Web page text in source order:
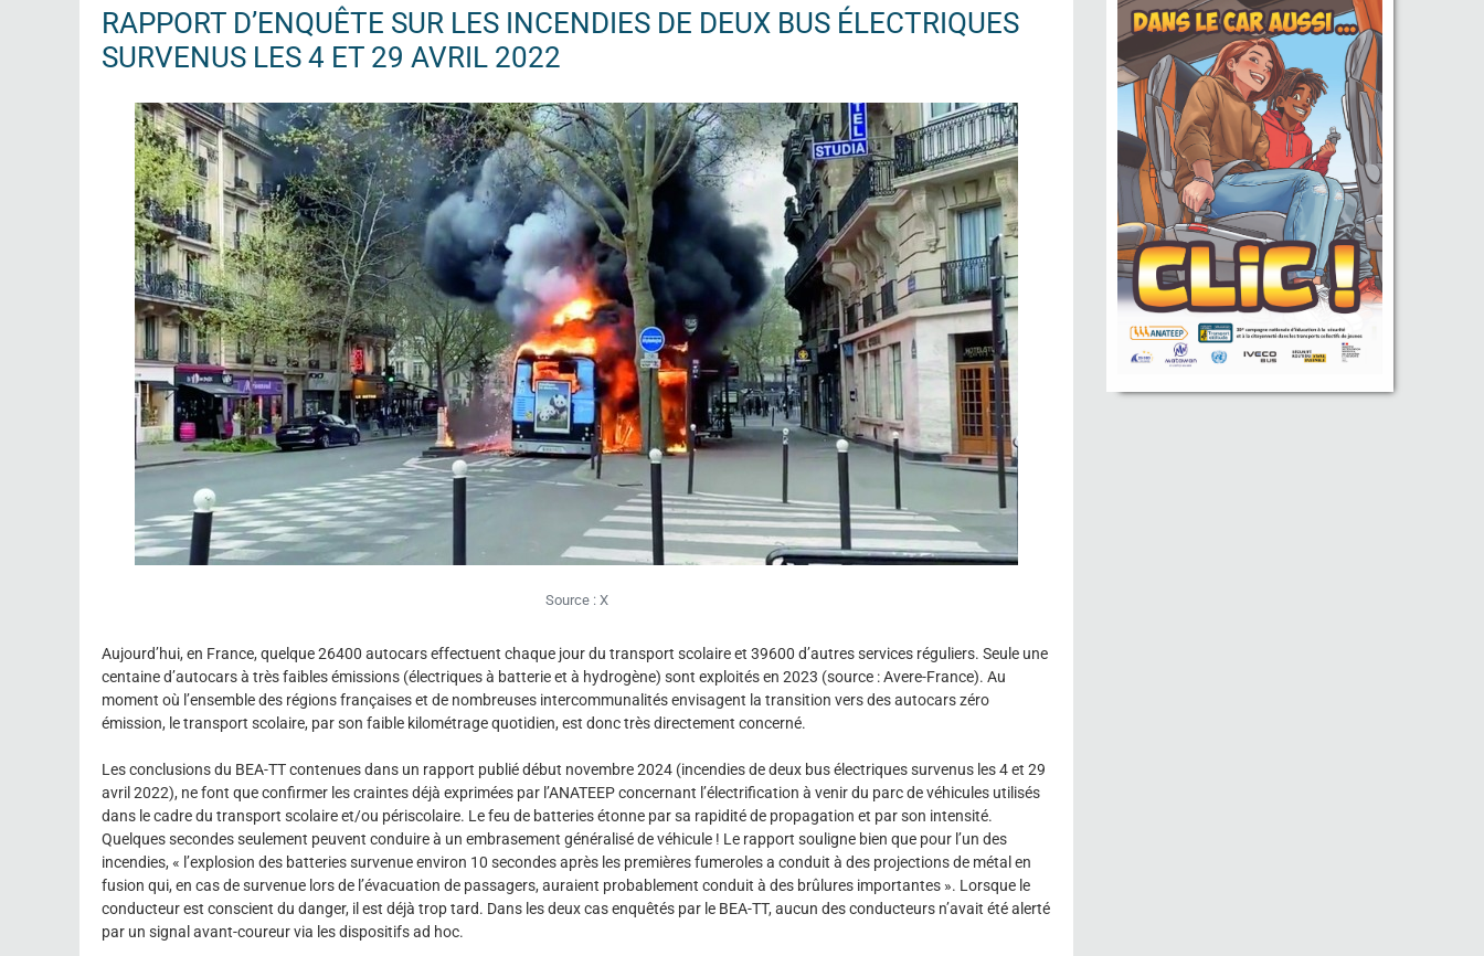
RAPPORT D’ENQUÊTE SUR LES INCENDIES DE DEUX BUS ÉLECTRIQUES
SURVENUS LES 4 ET 29 AVRIL 2022
Source : X
Aujourd’hui, en France, quelque 26400 autocars effectuent chaque jour du transport scolaire et 39600 d’autres services réguliers. Seule une
centaine d’autocars à très faibles émissions (électriques à batterie et à hydrogène) sont exploités en 2023 (source : Avere-France). Au
moment où l’ensemble des régions françaises et de nombreuses intercommunalités envisagent la transition vers des autocars zéro
émission, le transport scolaire, par son faible kilométrage quotidien, est donc très directement concerné.
Les conclusions du BEA-TT contenues dans un rapport publié début novembre 2024 (incendies de deux bus électriques survenus les 4 et 29
avril 2022), ne font que confirmer les craintes déjà exprimées par l’ANATEEP concernant l’électrification à venir du parc de véhicules utilisés
dans le cadre du transport scolaire et/ou périscolaire. Le feu de batteries étonne par sa rapidité de propagation et par son intensité.
Quelques secondes seulement peuvent conduire à un embrasement généralisé de véhicule ! Le rapport souligne bien que pour l’un des
incendies, « l’explosion des batteries survenue environ 10 secondes après les premières fumeroles a conduit à des projections de métal en
fusion qui, en cas de survenue lors de l’évacuation de passagers, auraient probablement conduit à des brûlures importantes ». Lorsque le
conducteur est conscient du danger, il est déjà trop tard. Dans les deux cas enquêtés par le BEA-TT, aucun des conducteurs n’avait été alerté
par un signal avant-coureur via les dispositifs ad hoc.